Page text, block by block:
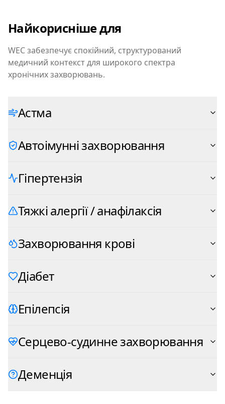
Найкорисніше для
WEC забезпечує спокійний, структурований
медичний контекст для широкого спектра
хронічних захворювань.
Астма
Автоімунні захворювання
Гіпертензія
Тяжкі алергії / анафілаксія
Захворювання крові
Діабет
Епілепсія
Серцево-судинне захворювання
Деменція